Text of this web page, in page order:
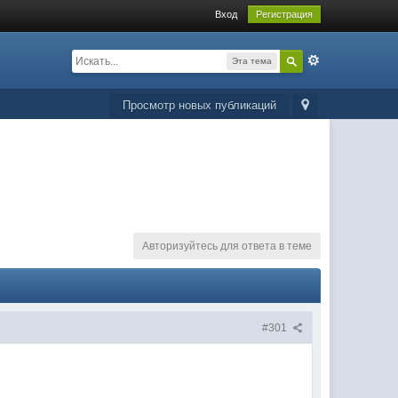
Вход Регистрация
Эта тема
Просмотр новых публикаций
Авторизуйтесь для ответа в теме
#301